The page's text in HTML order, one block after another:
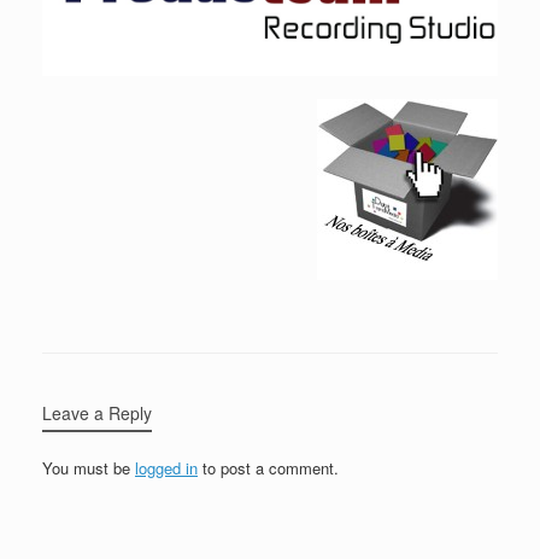
Leave a Reply
You must be logged in to post a comment.